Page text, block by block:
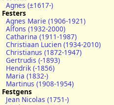
Agnes (±1617-)
Festers
Agnes Marie (1906-1921)
Alfons (1932-2000)
Catharina (1911-1987)
Christiaan Lucien (1934-2010)
Christianus (1872-1947)
Gertrudis (-1893)
Hendrik (-1856)
Maria (1832-)
Martinus (1908-1954)
Festgens
Jean Nicolas (1751-)